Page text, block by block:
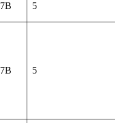
7B 5
7B 5